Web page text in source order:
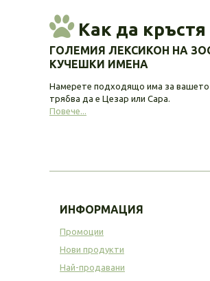
Как да кръстя
ГОЛЕМИЯ ЛЕКСИКОН НА
КУЧЕШКИ ИМЕНА
Намерете подходящо има за вашето
трябва да е Цезар или Сара.
Повече...
ИНФОРМАЦИЯ
Промоции
Нови продукти
Най-продавани